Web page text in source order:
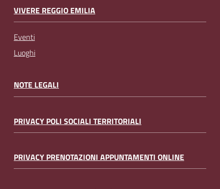
VIVERE REGGIO EMILIA
Eventi
Luoghi
NOTE LEGALI
PRIVACY POLI SOCIALI TERRITORIALI
PRIVACY PRENOTAZIONI APPUNTAMENTI ONLINE